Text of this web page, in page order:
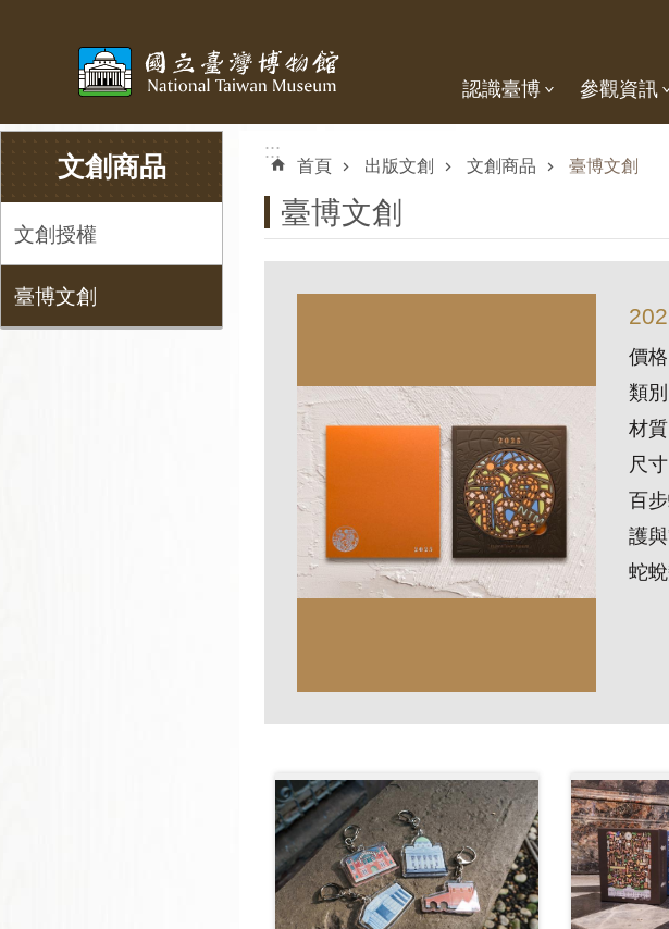
認識臺博 參觀資訊
文創商品
文創授權
臺博文創
:::
首頁 出版文創 文創商品 臺博文創
臺博文創
價
類
材
尺
百
護
蛇